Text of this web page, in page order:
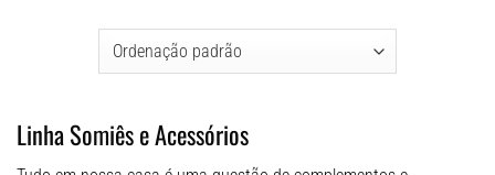
Linha Somiês e Acessórios